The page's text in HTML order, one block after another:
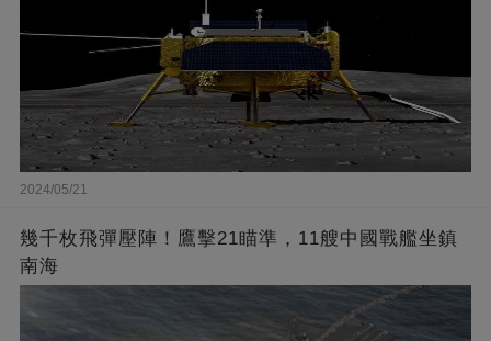
2024/05/21
幾千枚飛彈壓陣！鷹擊21瞄準，11艘中國戰艦坐鎮
南海